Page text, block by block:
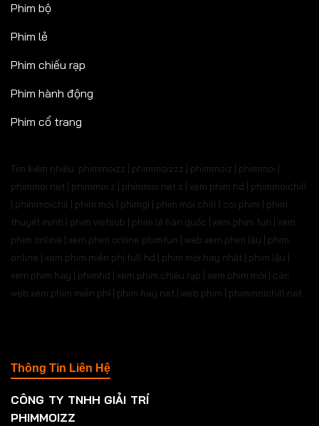
Phim bộ
Phim lẻ
Phim chiếu rạp
Phim hành động
Phim cổ trang
Tìm kiếm nhiều: phimmoizz | phimmoizzz | phimmoiz | phimmoi |
phimmoi net | phimmoi.z | phimmoi.net z | xem phim hd | phimmoichill
| phimmoichil | phim mới | phimgi | phim mới chill | coi phim | phim
thuyết minh | phim vietsub | phim lẻ hàn quốc | xem phim fun | xem
phim online | xem phim online phimfun | web xem phim lậu | phim
online | xem phim miễn phí full hd | phim mới hay nhất | phim lậu |
xem phim hay | phimhd | xem phim chiếu rạp | xem phim mới | các
web xem phim miễn phí | phim hay.net | web phim | phimmoichill net
Thông Tin Liên Hệ
CÔNG TY TNHH GIẢI TRÍ
PHIMMOIZZ